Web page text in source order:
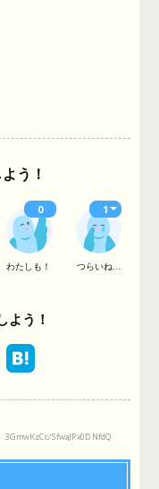
う！
わたしも！ つらいね...
0 1
よう！
3GmwKzCc/SfwaJPx0DNfdQ